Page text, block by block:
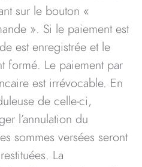
sur le bouton «
». Si le paiement est
est enregistrée et le
formé. Le paiement par
est irrévocable. En
de celle-ci,
l’annulation du
sommes versées seront
La